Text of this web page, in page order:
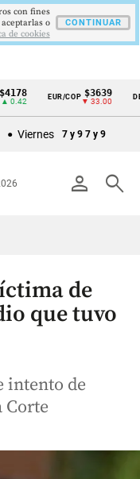
EUR/COP $3639
▼ 33.00
Viernes 7 y 9 7 y 9
person search
de
que tuvo
intento de
con fines
o
de cookies
CONTINUAR